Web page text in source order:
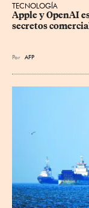
TECNOLOGÍA
Apple y OpenAI
secretos
Por AFP